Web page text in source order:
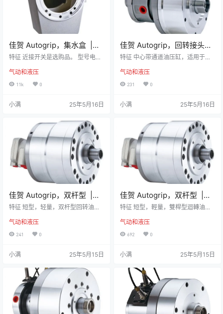
佳贺 Autogrip，集水盒 |
CT/CT-S，集水盒与行程确
特征 近接开关是选购品。 型号电压
0/30V100mANPN 端子连接 型号+
VOP1OVIFS287(IFM)BROWNBLA
重量(kg)适用回转缸CT-04/CT-04
8CT-05/CT-05S(TH)871…
气动和液压
11k 0
小满 25年5月16日
佳贺 Autogrip，回转接头外
接型 | RC，回转油压缸
特征 中心带通道油压缸，适用于卧
道回转接头，同时满足气密检测及
中心出水的需求。 内建逆止阀自锁
塞面积-押侧cm2活塞面积-拉侧cm
最高使用压力MPa(kgf/cm2)Ikg‧m2
重量(kg)RC-8543.848.12050003.
5(35)0.01…
气动和液压
231 0
小满 25年5月16日
佳贺 Autogrip，双杆型 |
RD-N，回转油压缸
特征 短型，轻量，双杆型回转油压
槽，以避免产生背压。 规格 型号活
塞面积-押侧 Acm2活塞面积-押侧 B
-1(r.p.m.)最高使用压力MPa(kgf/cm
6.1116.1113.12050003.0(30)0.141
1.2RD-1…
气动和液压
241 0
小满 25年5月15日
佳贺 Autogrip，双杆型 |
RD，附逆止阀双杆型回转油
特征 短型，輕量，雙桿型迴轉油壓
壓閥。 洩油孔配管務必單獨接回油
壓槽，以避免產生背壓。 规格 型号
积-拉侧Bcm2行程(mm)最高回转数
f/cm2)Ikg‧m2重量(kg)RD-120122.
7126.1116.1113.12050003.0…
气动和液压
692 0
小满 25年5月15日